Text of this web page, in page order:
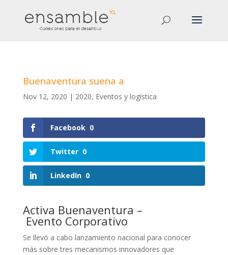
Buenaventura suena a
Nov 12, 2020 | 2020, Eventos y logística
Facebook 0
Twitter 0
LinkedIn 0
Activa Buenaventura –
Evento Corporativo
Se llevó a cabo lanzamiento nacional para conocer
más sobre tres mecanismos innovadores que